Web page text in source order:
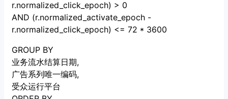
r.normalized_click_epoch) > 0
AND (r.normalized_activate_epoch -
r.normalized_click_epoch) <= 72 * 3600
GROUP BY
业务流水结算日期,
广告系列唯一编码,
受众运行平台